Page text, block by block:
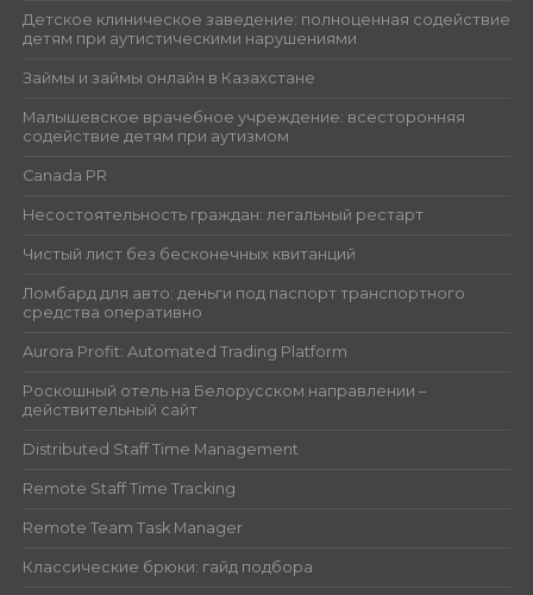
Детское клиническое заведение: полноценная содействие
детям при аутистическими нарушениями
Займы и займы онлайн в Казахстане
Малышевское врачебное учреждение: всесторонняя
содействие детям при аутизмом
Canada PR
Несостоятельность граждан: легальный рестарт
Чистый лист без бесконечных квитанций
Ломбард для авто: деньги под паспорт транспортного
средства оперативно
Aurora Profit: Automated Trading Platform
Роскошный отель на Белорусском направлении –
действительный сайт
Distributed Staff Time Management
Remote Staff Time Tracking
Remote Team Task Manager
Классические брюки: гайд подбора